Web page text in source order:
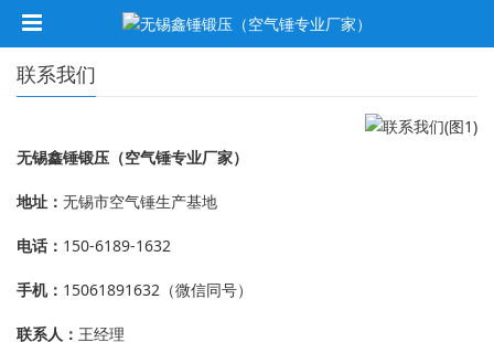
联系我们
无锡鑫锤锻压（空气锤专业厂家）
地址： 无锡市空气锤生产基地
电话： 150-6189-1632
手机： 15061891632（微信同号）
联系人： 王经理